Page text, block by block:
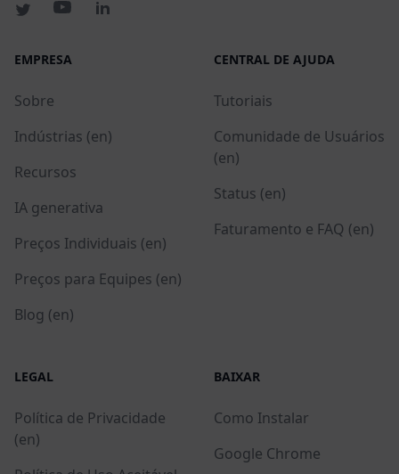
EMPRESA
Sobre
Indústrias (en)
Recursos
IA generativa
Preços Individuais (en)
Preços para Equipes (en)
Blog (en)
CENTRAL DE AJUDA
Tutoriais
Comunidade de Usuários
(en)
Status (en)
Faturamento e FAQ (en)
LEGAL
Política de Privacidade
(en)
BAIXAR
Como Instalar
Google Chrome